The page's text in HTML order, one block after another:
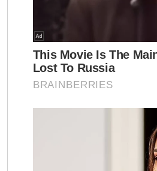
Ibu Zayn Rayyan
Ismanira sempat
sementara dengan
Bagaimanapun,
Rayyan yang kini
perhatian serta
daripada seorang ibu.